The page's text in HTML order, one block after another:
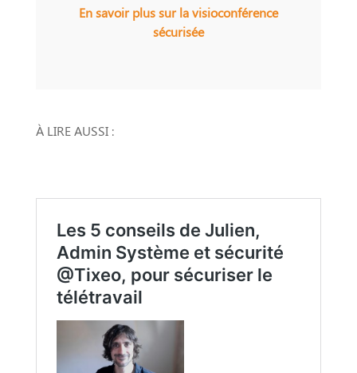
En savoir plus sur la visioconférence
sécurisée
À LIRE AUSSI :